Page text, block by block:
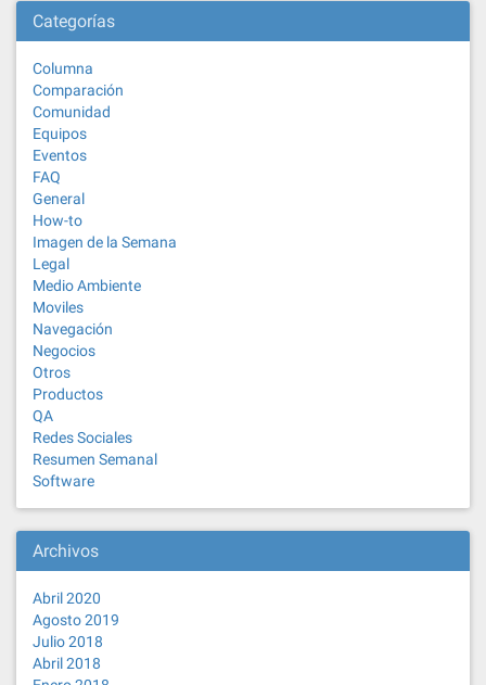
Categorías
Columna
Comparación
Comunidad
Equipos
Eventos
FAQ
General
How-to
Imagen de la Semana
Legal
Medio Ambiente
Moviles
Navegación
Negocios
Otros
Productos
QA
Redes Sociales
Resumen Semanal
Software
Archivos
Abril 2020
Agosto 2019
Julio 2018
Abril 2018